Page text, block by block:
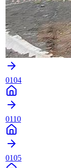
0104
0110
0105